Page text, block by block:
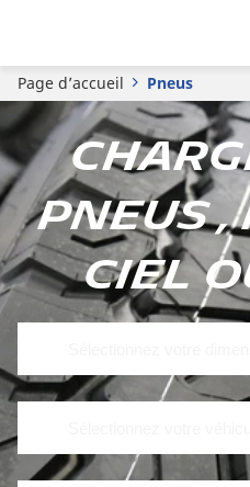
Page d’accueil Pneus
pneus ,
ciel